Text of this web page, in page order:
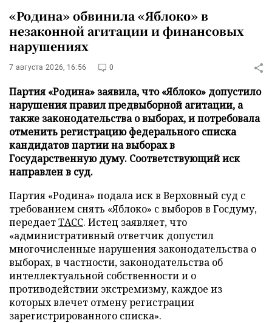
«Родина» обвинила «Яблоко» в
незаконной агитации и финансовых
нарушениях
7 августа 2026, 16:56 0
Партия «Родина» заявила, что «Яблоко» допустило
нарушения правил предвыборной агитации, а
также законодательства о выборах, и потребовала
отменить регистрацию федерального списка
кандидатов партии на выборах в
Государственную думу. Соответствующий иск
направлен в суд.
Партия «Родина» подала иск в Верховный суд с
требованием снять «Яблоко» с выборов в Госдуму,
передаетТАСС. Истец заявляет, что
«административный ответчик допустил
многочисленные нарушения законодательства о
выборах, в частности, законодательства об
интеллектуальной собственности и о
противодействии экстремизму, каждое из
которых влечет отмену регистрации
зарегистрированного списка».